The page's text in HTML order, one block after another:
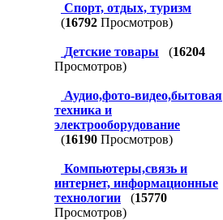
Спорт, отдых, туризм
(16792 Просмотров)
Детские товары (16204
Просмотров)
Аудио,фото-видео,бытовая
техника и
электрооборудование
(16190 Просмотров)
Компьютеры,связь и
интернет, информационные
технологии
(15770
Просмотров)